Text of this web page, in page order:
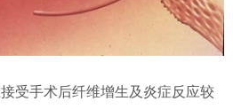
手术后纤维增生及炎症反应较